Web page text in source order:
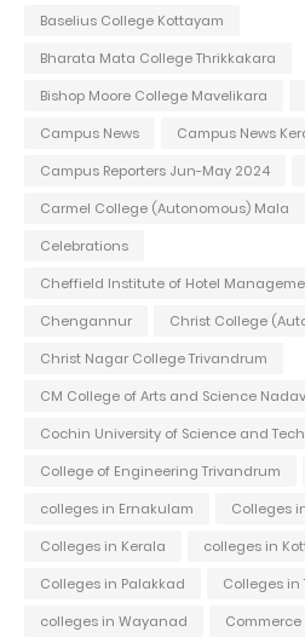
Baselius College Kottayam
Bharata Mata College Thrikkakara
Bishop Moore College Mavelikara
Campus News
Campus News
Campus Reporters Jun-May 2024
Carmel College (Autonomous) Mala
Celebrations
Cheffield Institute of Hotel
Chengannur
Christ College
Christ Nagar College Trivandrum
CM College of Arts and Science
Cochin University of Science and
College of Engineering Trivandrum
colleges in Ernakulam
Colleges
Colleges in Kerala
colleges in
Colleges in Palakkad
Colleges in
colleges in Wayanad
Commerce